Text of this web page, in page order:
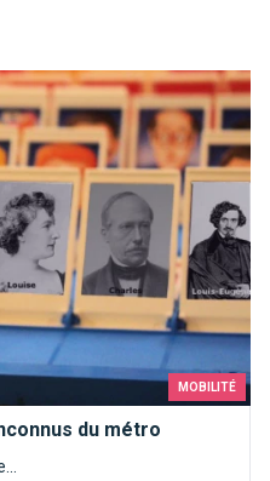
MOBILITÉ
du métro